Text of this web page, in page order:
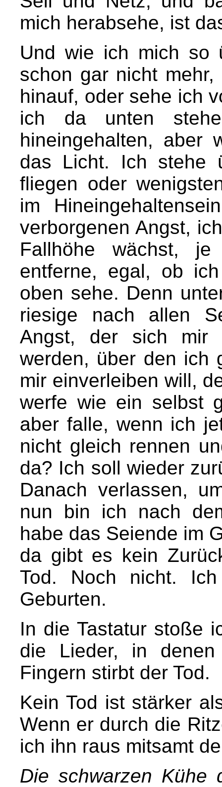
mich herabsehe, ist
Und wie ich mich so
schon gar nicht
hinauf, oder sehe ich
ich da unten
hineingehalten, aber
das Licht. Ich stehe
fliegen oder
im
verborgenen Angst,
Fallhöhe wächst,
entferne, egal, ob
oben sehe. Denn
riesige nach allen
Angst, der sich mir
werden, über den ich
mir einverleiben will,
werfe wie ein selbst
aber falle, wenn ich
nicht gleich rennen
da? Ich soll wieder
Danach verlassen,
nun bin ich nach
habe das Seiende im
da gibt es kein
Tod. Noch nicht.
Geburten.
In die Tastatur stoße
die Lieder, in
Fingern stirbt der Tod.
Kein Tod ist stärker
Wenn er durch die
ich ihn raus mitsamt
Die schwarzen Kühe